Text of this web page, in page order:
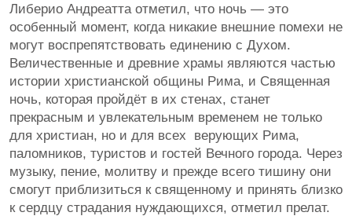
Либерио Андреатта отметил, что ночь — это
особенный момент, когда никакие внешние помехи не
могут воспрепятствовать единению с Духом.
Величественные и древние храмы являются частью
истории христианской общины Рима, и Священная
ночь, которая пройдёт в их стенах, станет
прекрасным и увлекательным временем не только
для христиан, но и для всех верующих Рима,
паломников, туристов и гостей Вечного города. Через
музыку, пение, молитву и прежде всего тишину они
смогут приблизиться к священному и принять близко
к сердцу страдания нуждающихся, отметил прелат.